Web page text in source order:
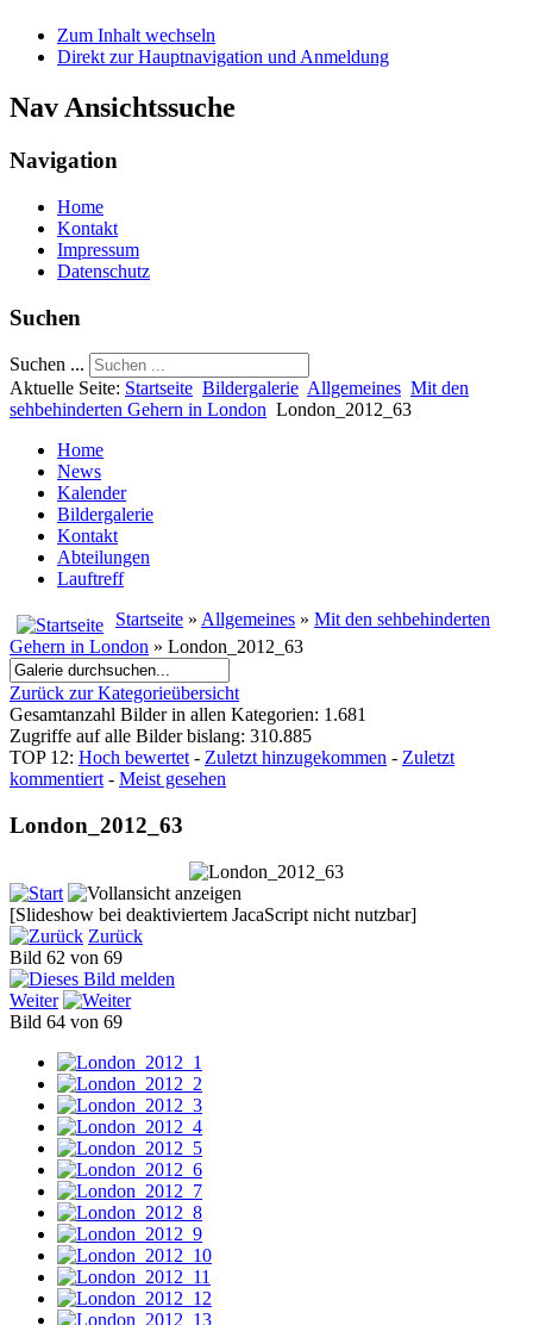
Zum Inhalt wechseln
Direkt zur Hauptnavigation und Anmeldung
Nav Ansichtssuche
Navigation
Home
Kontakt
Impressum
Datenschutz
Suchen
Suchen ...
Aktuelle Seite: Startseite Bildergalerie Allgemeines Mit den
sehbehinderten Gehern in London London_2012_63
Home
News
Kalender
Bildergalerie
Kontakt
Abteilungen
Lauftreff
Startseite » Allgemeines » Mit den sehbehinderten
Gehern in London » London_2012_63
Zurück zur Kategorieübersicht
Gesamtanzahl Bilder in allen Kategorien: 1.681
Zugriffe auf alle Bilder bislang: 310.885
TOP 12: Hoch bewertet- Zuletzt hinzugekommen - Zuletzt
kommentiert- Meist gesehen
London_2012_63
[Slideshow bei deaktiviertem JacaScript nicht nutzbar]
Zurück
Bild 62 von 69
Weiter
Bild 64 von 69